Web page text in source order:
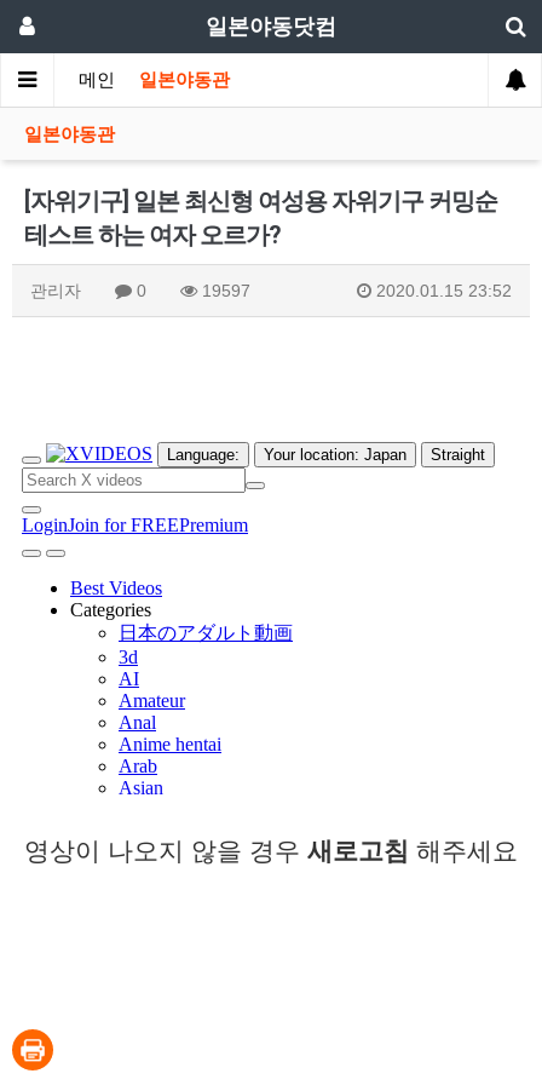
일본야동닷컴
메인 일본야동관
일본야동관
[자위기구] 일본 최신형 여성용 자위기구 커밍순
테스트 하는 여자 오르가?
관리자 0 19597 2020.01.15 23:52
영상이 나오지 않을 경우 새로고침 해주세요